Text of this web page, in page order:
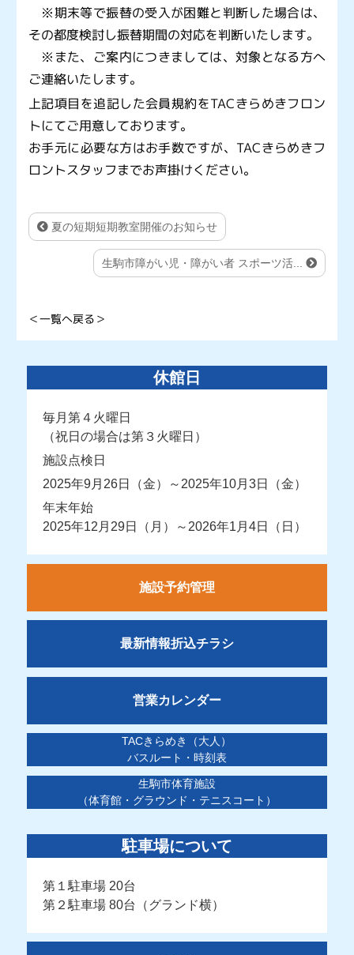
※期末等で振替の受入が困難と判断した場合は、
その都度検討し振替期間の対応を判断いたします。
※また、ご案内につきましては、対象となる方へ
ご連絡いたします。
上記項目を追記した会員規約をTACきらめきフロン
トにてご用意しております。
お手元に必要な方はお手数ですが、TACきらめきフ
ロントスタッフまでお声掛けください。
夏の短期短期教室開催のお知らせ
生駒市障がい児・障がい者 スポーツ活...
＜一覧へ戻る＞
休館日
毎月第４火曜日
（祝日の場合は第３火曜日）
施設点検日
2025年9月26日（金）～2025年10月3日（金）
年末年始
2025年12月29日（月）～2026年1月4日（日）
施設予約管理
最新情報折込チラシ
営業カレンダー
TACきらめき（大人）
バスルート・時刻表
生駒市体育施設
（体育館・グラウンド・テニスコート）
駐車場について
第１駐車場 20台
第２駐車場 80台（グランド横）